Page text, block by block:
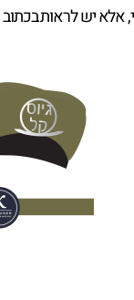
אלא יש לראות